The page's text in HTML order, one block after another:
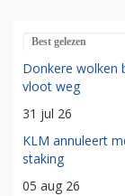
Best gelezen
Donkere wolken
vloot weg
31 jul 26
KLM annuleert
staking
05 aug 26